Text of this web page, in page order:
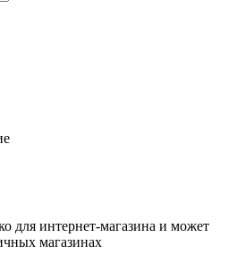
для интернет-магазина и может
магазинах